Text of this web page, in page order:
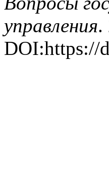
управления.
DOI:https://